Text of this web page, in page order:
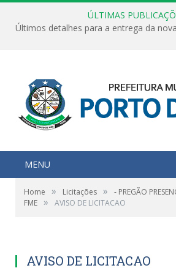
ÚLTIMAS
MENU
Home » Licitações »
- PREGÃO
FME » AVISO DE LICITACAO
AVISO DE LICITACAO